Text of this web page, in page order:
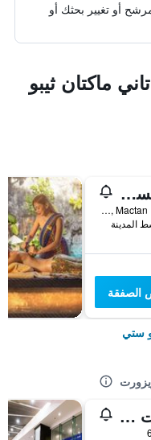
أو تغيير بحثك أو
ماكتان ثيبو
منتجع كريمسون والنادي الصحي ماكتان
Seascapes Resort Town, Mactan Island, Cebu City, لابو-لابو ستي, الفلبين
الصفقة
ستي
كورال بوينت جاردنز